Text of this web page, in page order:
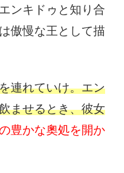
ンキドゥと知り合
傲慢な王として描
連れていけ。エン
ませるとき、彼女
豊かな奧処を開か